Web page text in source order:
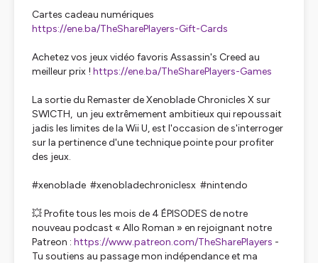
Cartes cadeau numériques
https://ene.ba/TheSharePlayers-Gift-Cards
Achetez vos jeux vidéo favoris Assassin's Creed au
meilleur prix ! https://ene.ba/TheSharePlayers-Games
La sortie du Remaster de Xenoblade Chronicles X sur
SWICTH, un jeu extrêmement ambitieux qui repoussait
jadis les limites de la Wii U, est l'occasion de s'interroger
sur la pertinence d'une technique pointe pour profiter
des jeux.
#xenoblade #xenobladechroniclesx #nintendo
💥 Profite tous les mois de 4 ÉPISODES de notre
nouveau podcast « Allo Roman » en rejoignant notre
Patreon : https://www.patreon.com/TheSharePlayers -
Tu soutiens au passage mon indépendance et ma